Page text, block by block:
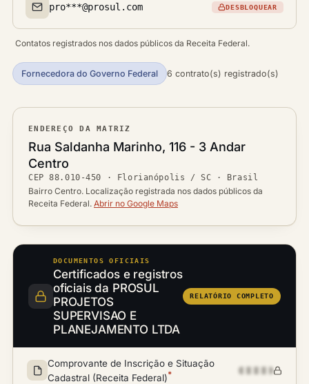
Email(s)
pro***@prosul.com DESBLOQUEAR
Contatos registrados nos dados públicos da Receita Federal.
Fornecedora do Governo Federal 6 contrato(s) registrado(s)
ENDEREÇO DA MATRIZ
Logradouro
Rua Saldanha Marinho, 116 - 3 Andar
Bairro
Centro
CEP
CEP88.010-450 ·
Cidade / UF
Florianópolis / SC · Brasil
Bairro Centro. Localização registrada nos dados públicos da
Receita Federal. Abrir no Google Maps
DOCUMENTOS OFICIAIS
Certificados e registros
oficiais da PROSUL
PROJETOS
SUPERVISAO E
PLANEJAMENTO LTDA
RELATÓRIO COMPLETO
Comprovante de Inscrição e Situação
Cadastral (Receita Federal)*